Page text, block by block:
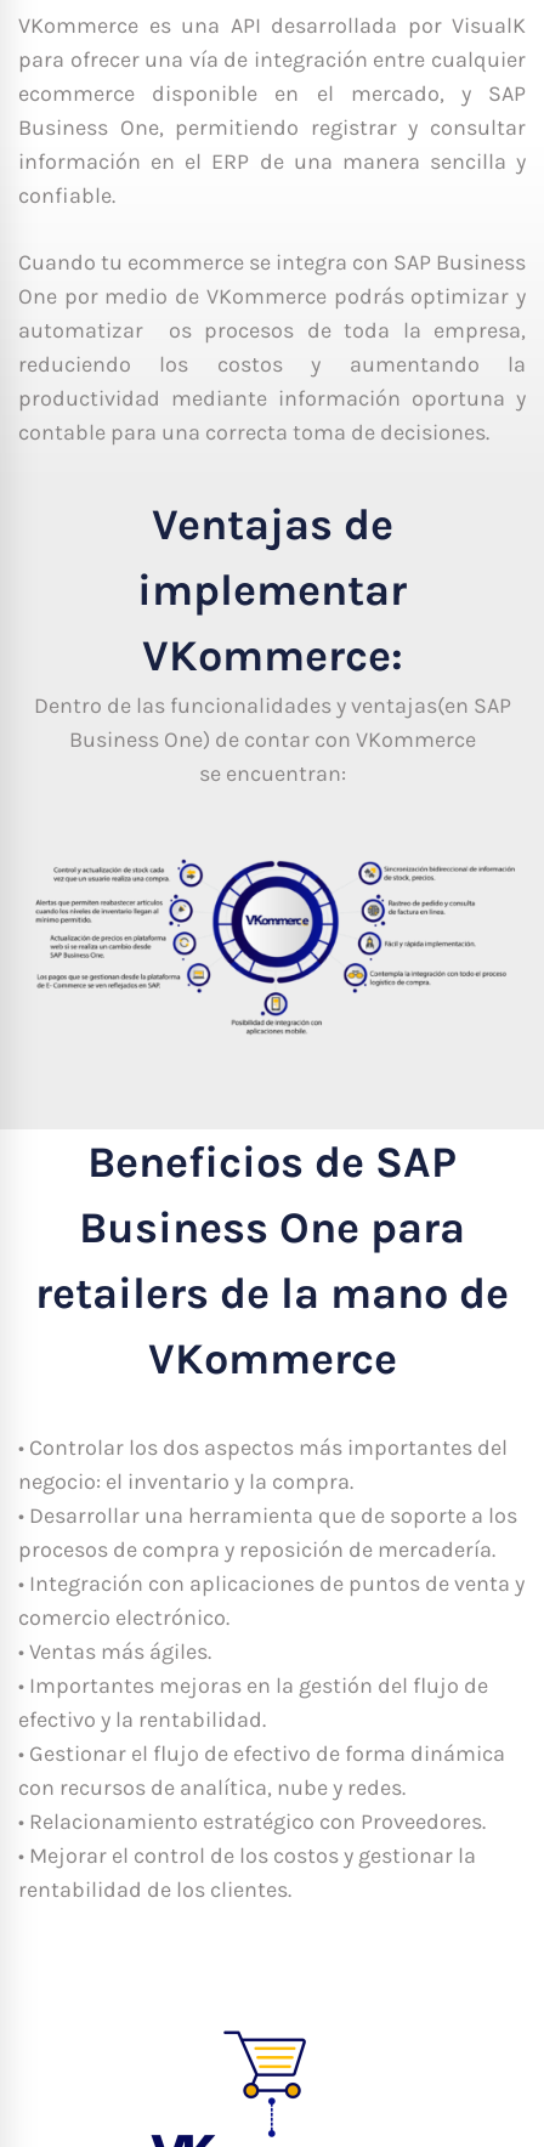
VKommerce es una API desarrollada por VisualK
para ofrecer una vía de integración entre cualquier
ecommerce disponible en el mercado, y SAP
Business One, permitiendo registrar y consultar
información en el ERP de una manera sencilla y
confiable.
Cuando tu ecommerce se integra con SAP Business
One por medio de VKommerce podrás optimizar y
automatizar os procesos de toda la empresa,
reduciendo los costos y aumentando la
productividad mediante información oportuna y
contable para una correcta toma de decisiones.
Ventajas de
implementar
VKommerce:
Dentro de las funcionalidades y ventajas(en SAP
Business One) de contar con VKommerce
se encuentran:
Beneficios de SAP
Business One para
retailers de la mano de
VKommerce
• Controlar los dos aspectos más importantes del
negocio: el inventario y la compra.
• Desarrollar una herramienta que de soporte a los
procesos de compra y reposición de mercadería.
• Integración con aplicaciones de puntos de venta y
comercio electrónico.
• Ventas más ágiles.
• Importantes mejoras en la gestión del flujo de
efectivo y la rentabilidad.
• Gestionar el flujo de efectivo de forma dinámica
con recursos de analítica, nube y redes.
• Relacionamiento estratégico con Proveedores.
• Mejorar el control de los costos y gestionar la
rentabilidad de los clientes.